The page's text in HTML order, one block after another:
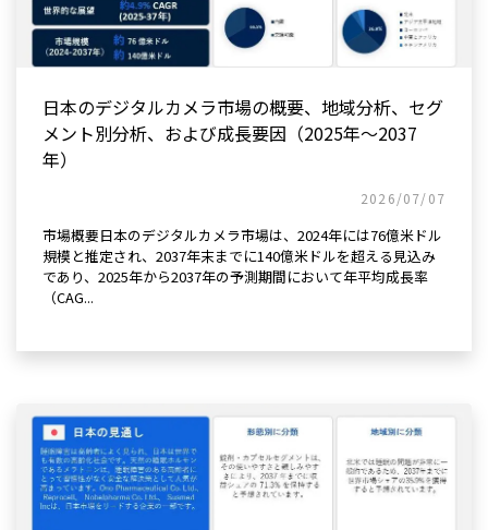
日本のデジタルカメラ市場の概要、地域分析、セグ
メント別分析、および成長要因（2025年～2037
年）
2026/07/07
市場概要日本のデジタルカメラ市場は、2024年には76億米ドル
規模と推定され、2037年末までに140億米ドルを超える見込み
であり、2025年から2037年の予測期間において年平均成長率
（CAG...